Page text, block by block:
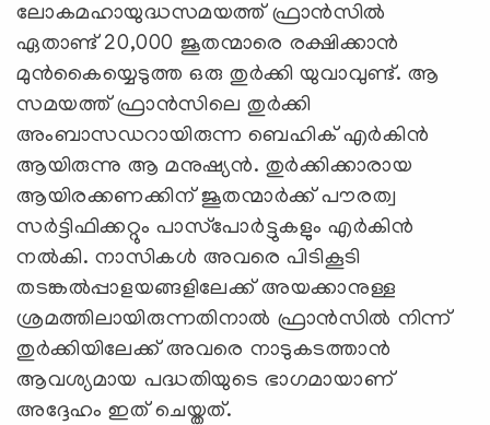
ലോകമഹായുദ്ധസമയത്ത് ഫ്രാൻസിൽ
ഏതാണ്ട് 20,000 ജൂതന്മാരെ രക്ഷിക്കാൻ
മുൻകൈയ്യെടുത്ത ഒരു തുർക്കി യുവാവുണ്ട്. ആ
സമയത്ത് ഫ്രാൻസിലെ തുർക്കി
അംബാസഡറായിരുന്ന ബെഹിക് എർകിൻ
ആയിരുന്നു ആ മനുഷ്യൻ. തുർക്കിക്കാരായ
ആയിരക്കണക്കിന് ജൂതന്മാർക്ക് പൗരത്വ
സർട്ടിഫിക്കറ്റും പാസ്‌പോർട്ടുകളും എർകിൻ
നൽകി. നാസികൾ അവരെ പിടികൂടി
തടങ്കൽപ്പാളയങ്ങളിലേക്ക് അയക്കാനുള്ള
ശ്രമത്തിലായിരുന്നതിനാൽ ഫ്രാൻസിൽ നിന്ന്
തുർക്കിയിലേക്ക് അവരെ നാടുകടത്താൻ
ആവശ്യമായ പദ്ധതിയുടെ ഭാഗമായാണ്
അദ്ദേഹം ഇത് ചെയ്തത്.